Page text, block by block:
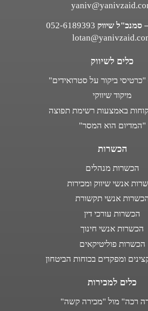
סמנכ"ל שיווק 052-6189393
כלים לשיווק
ביקור על סטרואידים"
מיקוד שיווקי
באמצעות רשימת תפוצה
"המדיום הוא המסר"
הכשרות
הכשרות מנהלים
אנשי שיווק ומכירות
אנשי תקשורת
הכשרות עורכי דין
הכשרות אנשי חינוך
הכשרות פוליטיקאים
ומפקדים בכוחות הביטחון
כלים למכירות
רכה" מול "מכירה קשה"